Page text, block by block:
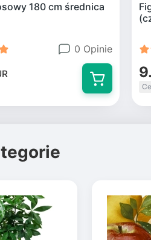
180 cm średnica
0 Opinie